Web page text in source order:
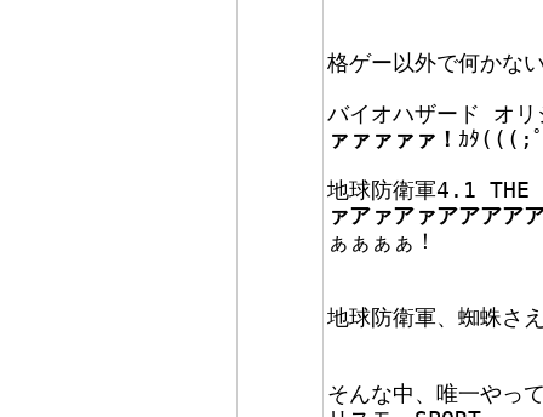
格ゲー以外で何かな
バイオハザード オ
ァァァァァ！ ｶﾀ(((;
地球防衛軍4.1 THE
ァアァアァアアアア
ぁぁぁぁ！
地球防衛軍、蜘蛛さ
そんな中、唯一やっ